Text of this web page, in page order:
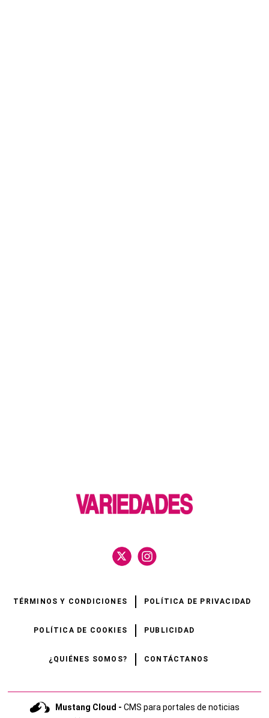
TÉRMINOS Y CONDICIONES POLÍTICA DE PRIVACIDAD
POLÍTICA DE COOKIES PUBLICIDAD
¿QUIÉNES SOMOS? CONTÁCTANOS
Mustang Cloud - CMS para portales de noticias